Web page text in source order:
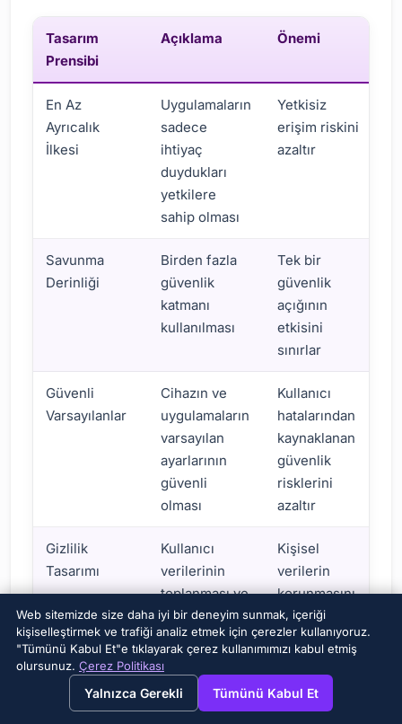
View this page in English?
Tasarım
Prensibi
Açıklama Önemi
En Az
Ayrıcalık
İlkesi
Uygulamaların
sadece
ihtiyaç
duydukları
yetkilere
sahip olması
Yetkisiz
erişim riskini
azaltır
Savunma
Derinliği
Birden fazla
güvenlik
katmanı
kullanılması
Tek bir
güvenlik
açığının
etkisini
sınırlar
Güvenli
Varsayılanlar
Cihazın ve
uygulamaların
varsayılan
ayarlarının
güvenli
olması
Kullanıcı
hatalarından
kaynaklanan
güvenlik
risklerini
azaltır
Gizlilik
Tasarımı
Kullanıcı
verilerinin
toplanması ve
işlenmesi
süreçlerinde
gizliliğin ön
planda
tutulması
Kişisel
verilerin
korunmasını
sağlar
Web sitemizde size daha iyi bir deneyim sunmak, içeriği
kişiselleştirmek ve trafiği analiz etmek için çerezler kullanıyoruz.
"Tümünü Kabul Et"e tıklayarak çerez kullanımımızı kabul etmiş
olursunuz. Çerez Politikası
Yalnızca Gerekli Tümünü Kabul Et